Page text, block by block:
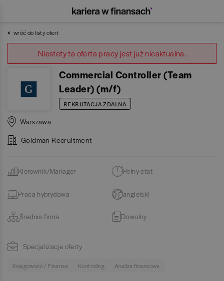
wróć do listy ofert
Niestety ta oferta pracy jest już nieaktualna.
Commercial Controller (Team
Leader) (m/f)
REKRUTACJA ZDALNA
Warszawa
Goldman Recruitment
Kierownik/Manager Pełny etat
Praca hybrydowa angielski
Średnia firma Dowolny
Specjalizacje oferty
Księgowość / Finanse Kontroling Analiza finansowa